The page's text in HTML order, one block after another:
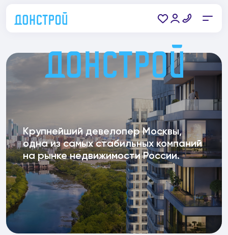
Крупнейший девелопер Москвы,
одна из самых стабильных компаний
на рынке недвижимости России.